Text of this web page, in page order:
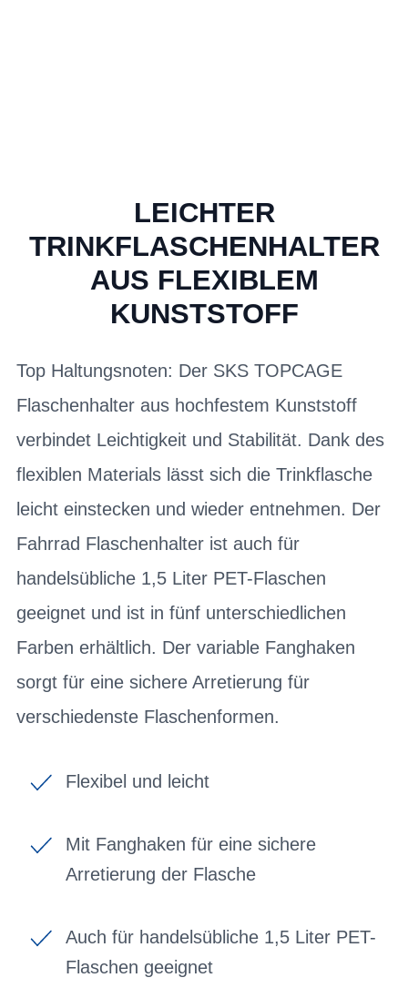
LEICHTER
TRINKFLASCHENHALTER
AUS FLEXIBLEM
KUNSTSTOFF
Top Haltungsnoten: Der SKS TOPCAGE
Flaschenhalter aus hochfestem Kunststoff
verbindet Leichtigkeit und Stabilität. Dank des
flexiblen Materials lässt sich die Trinkflasche
leicht einstecken und wieder entnehmen. Der
Fahrrad Flaschenhalter ist auch für
handelsübliche 1,5 Liter PET-Flaschen
geeignet und ist in fünf unterschiedlichen
Farben erhältlich. Der variable Fanghaken
sorgt für eine sichere Arretierung für
verschiedenste Flaschenformen.
Flexibel und leicht
Mit Fanghaken für eine sichere
Arretierung der Flasche
Auch für handelsübliche 1,5 Liter PET-
Flaschen geeignet